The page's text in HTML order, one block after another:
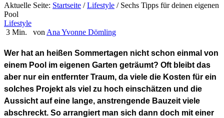
Aktuelle Seite: Startseite / Lifestyle /Sechs Tipps für deinen eigenen
Pool
Lifestyle
3 Min.
von Ana Yvonne Dömling
Wer hat an heißen Sommertagen nicht schon einmal von
einem Pool im eigenen Garten geträumt? Oft bleibt das
aber nur ein entfernter Traum, da viele die Kosten für ein
solches Projekt als viel zu hoch einschätzen und die
Aussicht auf eine lange, anstrengende Bauzeit viele
abschreckt. So arrangiert man sich dann doch mit einer